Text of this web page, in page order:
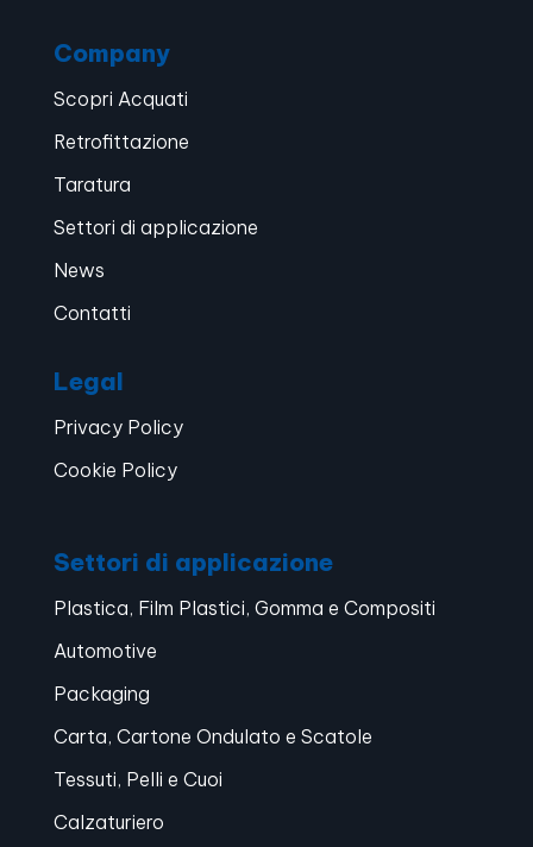
Company
Scopri Acquati
Retrofittazione
Taratura
Settori di applicazione
News
Contatti
Legal
Privacy Policy
Cookie Policy
Settori di applicazione
Plastica, Film Plastici, Gomma e Compositi
Automotive
Packaging
Carta, Cartone Ondulato e Scatole
Tessuti, Pelli e Cuoi
Calzaturiero